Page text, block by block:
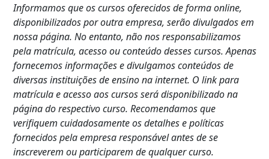
Informamos que os cursos oferecidos de forma online,
disponibilizados por outra empresa, serão divulgados em
nossa página. No entanto, não nos responsabilizamos
pela matrícula, acesso ou conteúdo desses cursos. Apenas
fornecemos informações e divulgamos conteúdos de
diversas instituições de ensino na internet. O link para
matrícula e acesso aos cursos será disponibilizado na
página do respectivo curso. Recomendamos que
verifiquem cuidadosamente os detalhes e políticas
fornecidos pela empresa responsável antes de se
inscreverem ou participarem de qualquer curso.